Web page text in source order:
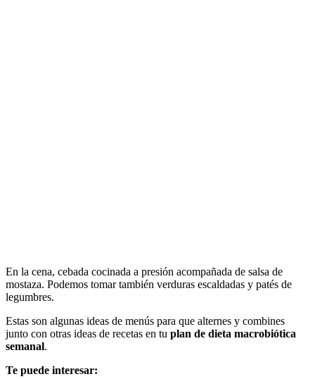
En la cena, cebada cocinada a presión acompañada de salsa de
mostaza. Podemos tomar también verduras escaldadas y patés de
legumbres.
Estas son algunas ideas de menús para que alternes y combines
junto con otras ideas de recetas en tu plan de dieta macrobiótica
semanal.
Te puede interesar: